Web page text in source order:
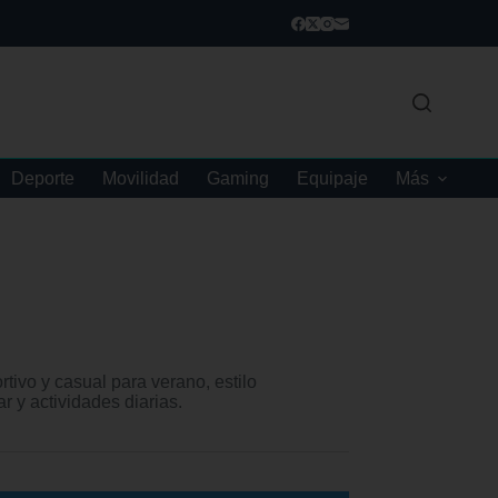
Deporte Movilidad Gaming Equipaje Más
y casual para verano, estilo
y actividades diarias.